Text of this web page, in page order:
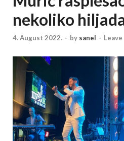
nekoliko
4. August 2022. - by sanel -